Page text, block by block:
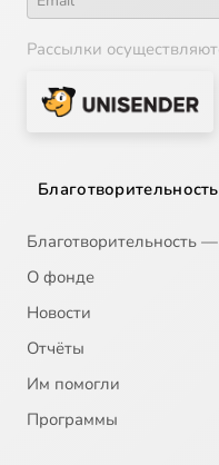
Рассылки
Благотворительность
Благотворительность
О фонде
Новости
Отчёты
Им помогли
Программы